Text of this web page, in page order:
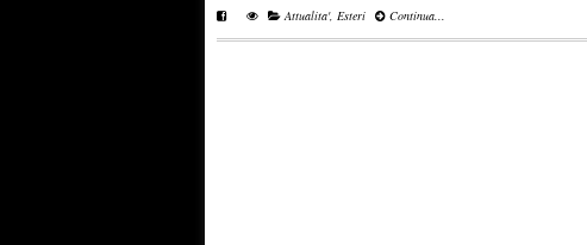
Attualita', Esteri Continua...